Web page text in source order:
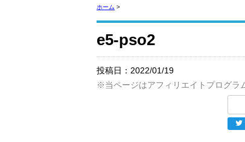
ホーム >
e5-pso2
投稿日： 2022/01/19
※当ページはアフィリエイトプログラ